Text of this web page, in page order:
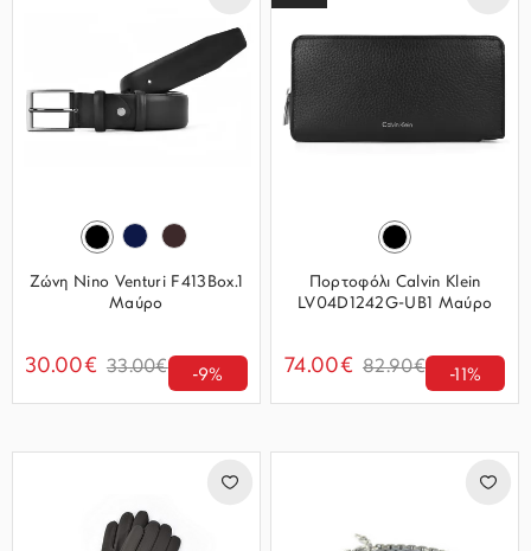
Ζώνη Nino Venturi F413Box.1
Μαύρο
30.00€ 33.00€ -9%
Πορτοφόλι Calvin Klein
LV04D1242G-UB1 Μαύρο
74.00€ 82.90€ -11%